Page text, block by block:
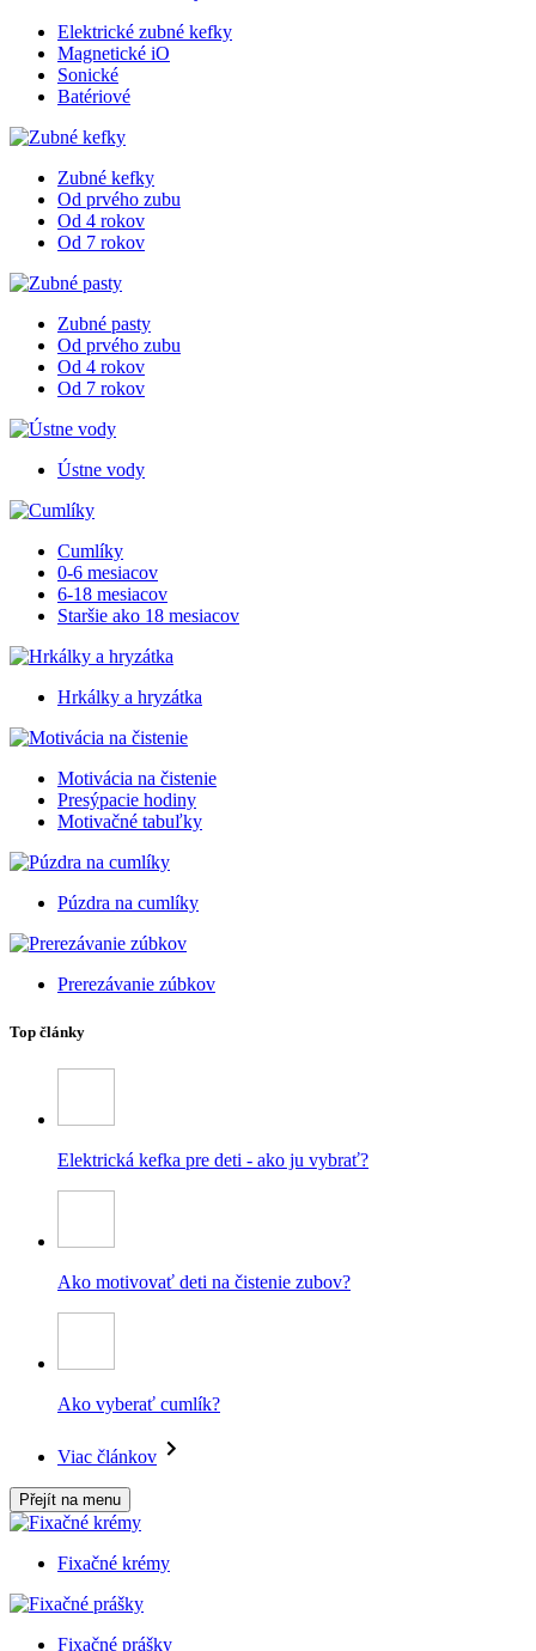
Elektrické zubné kefky
Magnetické iO
Sonické
Batériové
Zubné kefky
Od prvého zubu
Od 4 rokov
Od 7 rokov
Zubné pasty
Od prvého zubu
Od 4 rokov
Od 7 rokov
Ústne vody
Cumlíky
0-6 mesiacov
6-18 mesiacov
Staršie ako 18 mesiacov
Hrkálky a hryzátka
Motivácia na čistenie
Presýpacie hodiny
Motivačné tabuľky
Púzdra na cumlíky
Prerezávanie zúbkov
Top články
Elektrická kefka pre deti - ako ju vybrať?
Ako motivovať deti na čistenie zubov?
Ako vyberať cumlík?
Viac článkov
Přejít na menu
Fixačné krémy
Fixačné prášky